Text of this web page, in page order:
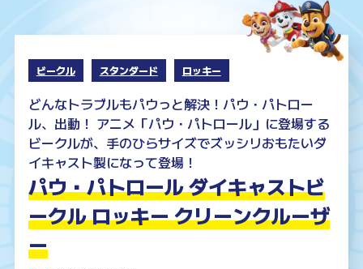
ビークル スタンダード ロッキー
どんなトラブルもパウっと解決！パウ・パトロー
ル、出動！ アニメ「パウ・パトロール」に登場する
ビークルが、手のひらサイズでズッシリおもたいダ
イキャスト製になって登場！
パウ・パトロール ダイキャストビ
ークル ロッキー クリーンクルーザ
ー